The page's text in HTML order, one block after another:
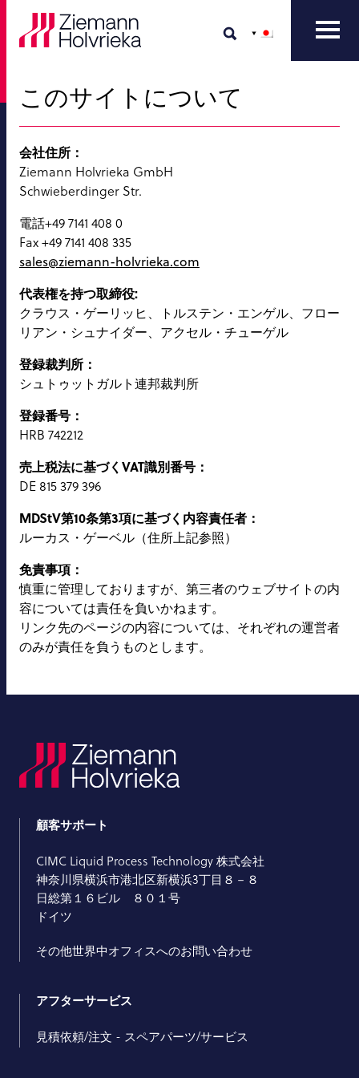
このサイトについて
会社住所：
Ziemann Holvrieka GmbH
Schwieberdinger Str.
電話+49 7141 408 0
Fax +49 7141 408 335
sales@ziemann-holvrieka.com
代表権を持つ取締役:
クラウス・ゲーリッヒ、トルステン・エンゲル、フロー
リアン・シュナイダー、アクセル・チューゲル
登録裁判所：
シュトゥットガルト連邦裁判所
登録番号：
HRB 742212
売上税法に基づくVAT識別番号：
DE 815 379 396
MDStV第10条第3項に基づく内容責任者：
ルーカス・ゲーベル（住所上記参照）
免責事項：
慎重に管理しておりますが、第三者のウェブサイトの内
容については責任を負いかねます。
リンク先のページの内容については、それぞれの運営者
のみが責任を負うものとします。
顧客サポート
CIMC Liquid Process Technology 株式会社
神奈川県横浜市港北区新横浜3丁目８－８
日総第１６ビル ８０１号
ドイツ
その他世界中オフィスへのお問い合わせ
アフターサービス
見積依頼/注文 - スペアパーツ/サービス